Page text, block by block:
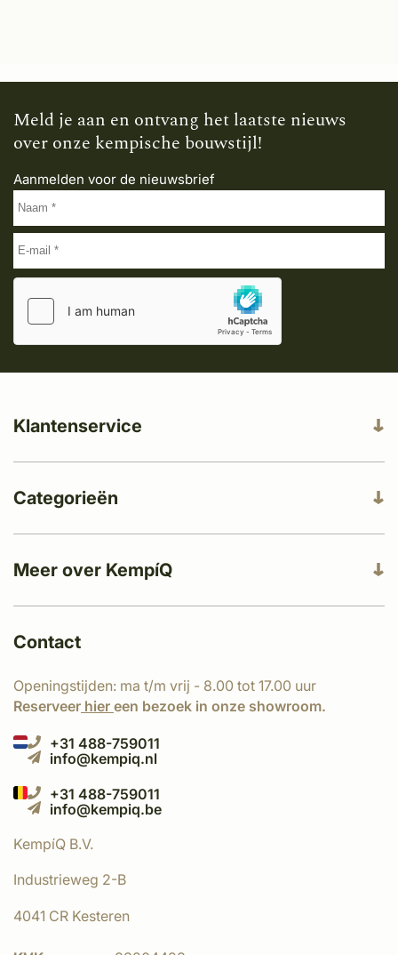
Meld je aan en ontvang het laatste nieuws
over onze kempische bouwstijl!
Aanmelden voor de nieuwsbrief
Meer over KempíQ
Klantenservice
Categorieën
Contact
Openingstijden: ma t/m vrij - 8.00 tot 17.00 uur
Reserveer hier een bezoek in onze showroom.
+31 488-759011
info@kempiq.nl
+31 488-759011
info@kempiq.be
KempíQ B.V.
Industrieweg 2-B
4041 CR Kesteren